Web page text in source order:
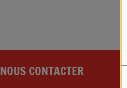
NOUS CONTACTER